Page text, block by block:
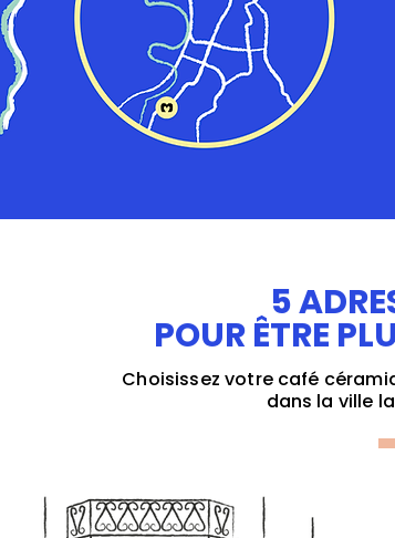
5
POUR ÊTRE
Choisissez votre café
dans la ville